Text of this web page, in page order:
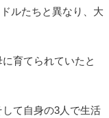
ルたちと異なり、大
育てられていたと
て自身の3人で生活